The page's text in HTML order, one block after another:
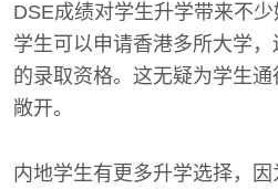
DSE成绩对学生升学带来不少
学生可以申请香港多所大学
的录取资格。这无疑为学生通
敞开。
内地学生有更多升学选择，